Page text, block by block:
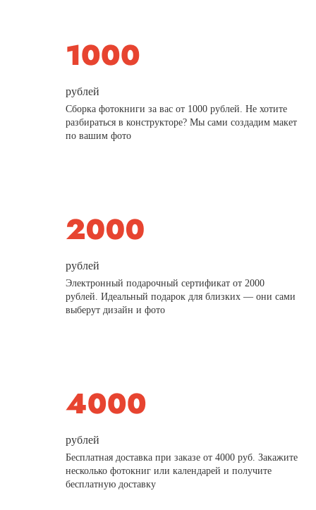
рублей
Сборка фотокниги за вас от 1000 рублей. Не хотите
разбираться в конструкторе? Мы сами создадим макет
по вашим фото
рублей
Электронный подарочный сертификат от 2000
рублей. Идеальный подарок для близких — они сами
выберут дизайн и фото
рублей
Бесплатная доставка при заказе от 4000 руб. Закажите
несколько фотокниг или календарей и получите
бесплатную доставку